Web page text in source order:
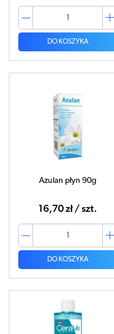
DO KOSZYKA
Azulan płyn 90g
16,70 zł / szt.
DO KOSZYKA